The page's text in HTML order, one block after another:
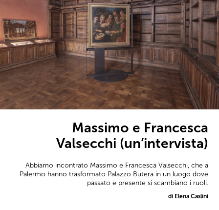
Massimo e Francesca
Valsecchi (un’intervista)
Abbiamo incontrato Massimo e Francesca Valsecchi, che a
Palermo hanno trasformato Palazzo Butera in un luogo dove
passato e presente si scambiano i ruoli.
di Elena Caslini